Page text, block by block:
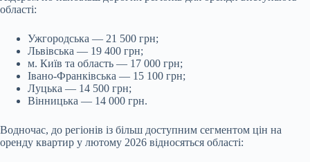
області:
Ужгородська — 21 500 грн;
Львівська — 19 400 грн;
м. Київ та область — 17 000 грн;
Івано-Франківська — 15 100 грн;
Луцька — 14 500 грн;
Вінницька — 14 000 грн.
Водночас, до регіонів із більш доступним сегментом цін на
оренду квартир у лютому 2026 відносяться області: